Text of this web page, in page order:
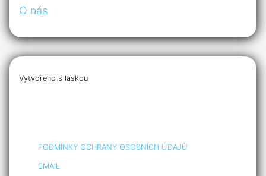
O nás
Vytvořeno s láskou
PODMÍNKY OCHRANY OSOBNÍCH ÚDAJŮ
EMAIL